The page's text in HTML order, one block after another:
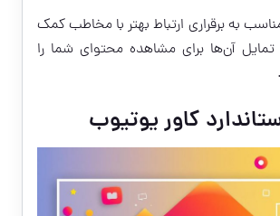
به برقراری ارتباط بهتر با مخاطب کمک
آن‌ها برای مشاهده محتوای شما را
کاور یوتیوب